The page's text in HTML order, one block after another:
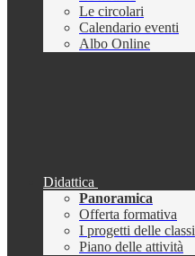
Le circolari
Calendario eventi
Albo Online
Didattica
Panoramica
Offerta formativa
I progetti delle classi
Piano delle attività